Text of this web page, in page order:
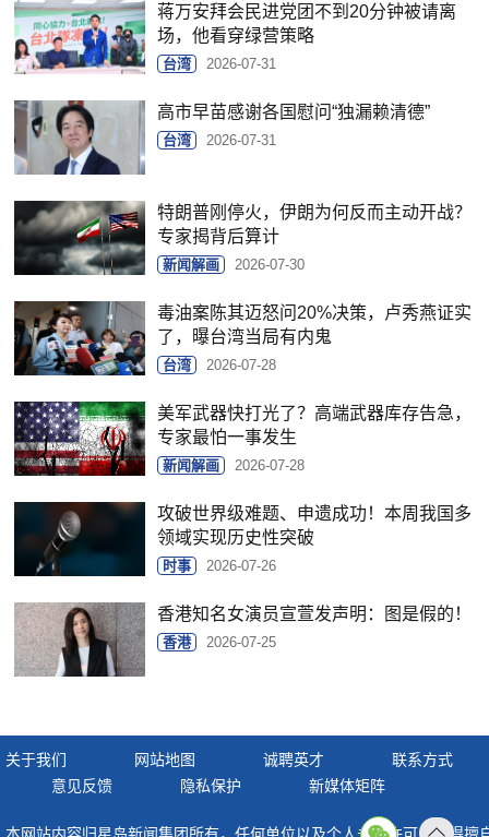
蒋万安拜会民进党团不到20分钟被请离
场，他看穿绿营策略
台湾 2026-07-31
高市早苗感谢各国慰问“独漏赖清德”
台湾 2026-07-31
特朗普刚停火，伊朗为何反而主动开战？
专家揭背后算计
新闻解画 2026-07-30
毒油案陈其迈怒问20%决策，卢秀燕证实
了，曝台湾当局有内鬼
台湾 2026-07-28
美军武器快打光了？高端武器库存告急，
专家最怕一事发生
新闻解画 2026-07-28
攻破世界级难题、申遗成功！本周我国多
领域实现历史性突破
时事 2026-07-26
香港知名女演员宣萱发声明：图是假的！
香港 2026-07-25
关于我们 网站地图 诚聘英才
联系方式
意见反馈
隐私保护 新媒体矩阵
本网站内容归星岛新闻集团所有，任何单位以及个人未经许可，不得擅